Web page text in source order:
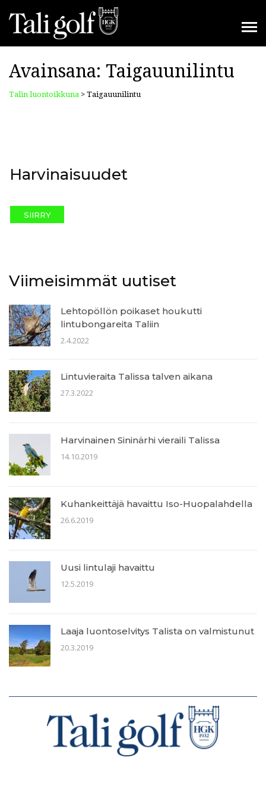
Avainsana: Taigauunilintu
Talin luontoikkuna > Taigauunilintu
Harvinaisuudet
SIIRRY
Viimeisimmät uutiset
Lehtopöllön poikaset houkutti
lintubongareita Taliin
2.4.2022
Lintuvieraita Talissa talven aikana
27.3.2022
Harvinainen Sininärhi vieraili Talissa
14.10.2019
Kuhankeittäjä havaittu Iso-Huopalahdella
26.6.2019
Uusi lintulaji havaittu
12.5.2019
Laaja luontoselvitys Talista on valmistunut
20.3.2019